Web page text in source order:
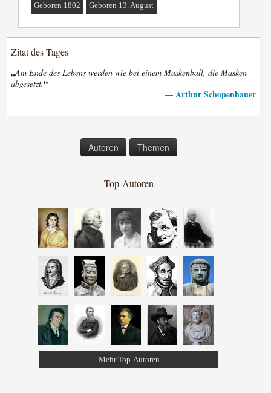
Geboren 1802 Geboren 13. August
Zitat des Tages
„Am Ende des Lebens werden wie bei einem Maskenball, die Masken
abgesetzt.“
— Arthur Schopenhauer
Autoren Themen
Top-Autoren
Mehr Top-Autoren